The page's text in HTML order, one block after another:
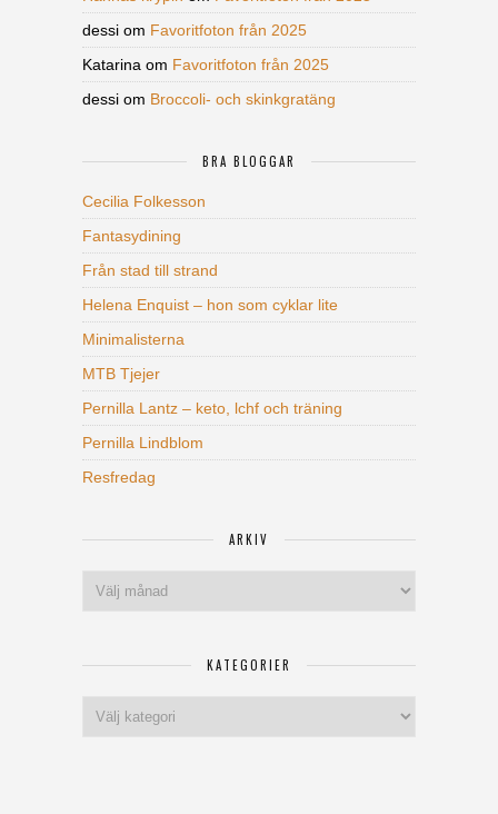
dessi om Favoritfoton från 2025
Katarina om Favoritfoton från 2025
dessi om Broccoli- och skinkgratäng
BRA BLOGGAR
Cecilia Folkesson
Fantasydining
Från stad till strand
Helena Enquist – hon som cyklar lite
Minimalisterna
MTB Tjejer
Pernilla Lantz – keto, lchf och träning
Pernilla Lindblom
Resfredag
ARKIV
KATEGORIER